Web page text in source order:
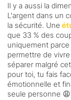
Il y a aussi la
L'argent dans un
la sécurité. Une
que 33 % des
uniquement
permettre de
séparer malgré
pour toi, tu fais
émotionnelle et
seule personne